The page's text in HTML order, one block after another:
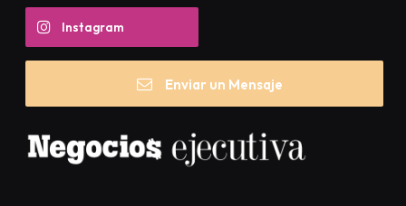
Instagram
Enviar un Mensaje